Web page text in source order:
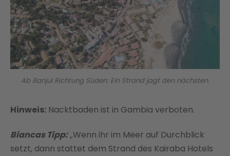
Ab Banjul Richtung Süden: Ein Strand jagt den nächsten.
Hinweis: Nacktbaden ist in Gambia verboten.
Biancas Tipp:„Wenn ihr im Meer auf Durchblick
setzt, dann stattet dem Strand des Kairaba Hotels